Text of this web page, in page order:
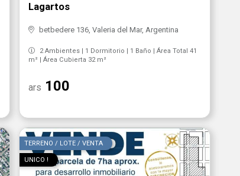
Lagartos
betbedere 136, Valeria del Mar, Argentina
2 Ambientes | 1 Dormitorio | 1 Baño | Área Total 41
m² | Área Cubierta 32 m²
ars 100
TERRENO / LOTE / VENTA
UNICO !